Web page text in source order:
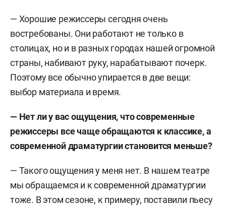
— Хорошие режиссеры сегодня очень
востребованы. Они работают не только в
столицах, но и в разных городах нашей огромной
страны, набивают руку, нарабатывают почерк.
Поэтому все обычно упирается в две вещи:
выбор материала и время.
— Нет ли у вас ощущения, что современные
режиссеры все чаще обращаются к классике, а
современной драматургии становится меньше?
— Такого ощущения у меня нет. В нашем театре
мы обращаемся и к современной драматургии
тоже. В этом сезоне, к примеру, поставили пьесу